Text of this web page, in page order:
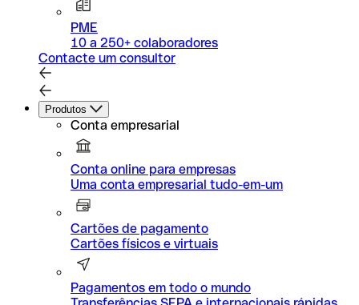
PME
10 a 250+ colaboradores
Contacte um consultor
Produtos
Conta empresarial
Conta online para empresas
Uma conta empresarial tudo-em-um
Cartões de pagamento
Cartões físicos e virtuais
Pagamentos em todo o mundo